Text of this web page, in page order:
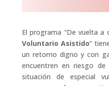
El programa “De vuelta a
Voluntario Asistido”
un retorno digno y con
encuentren en riesgo
situación de especial